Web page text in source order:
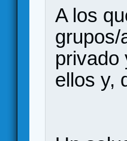
A los
grupos/
privado
ellos y,